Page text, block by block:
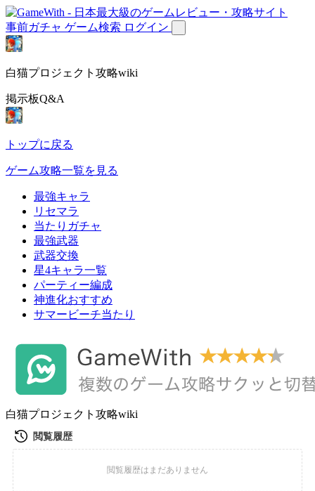
事前ガチャ ゲーム検索 ログイン
白猫プロジェクト攻略wiki
掲示板Q&A
トップに戻る
ゲーム攻略一覧を見る
最強キャラ
リセマラ
当たりガチャ
最強武器
武器交換
星4キャラ一覧
パーティー編成
神進化おすすめ
サマービーチ当たり
白猫プロジェクト攻略wiki